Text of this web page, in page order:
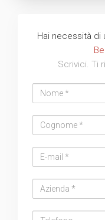
Hai necessità di
Scrivici. Ti